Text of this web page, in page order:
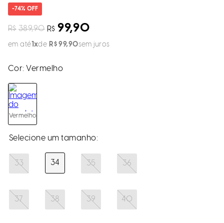
74%
R$ 389,90 R$ 99,90
em até 1 R$ 99,90sem juros
Cor: Vermelho
Vermelho
33 34 35 36
37 38 39 40